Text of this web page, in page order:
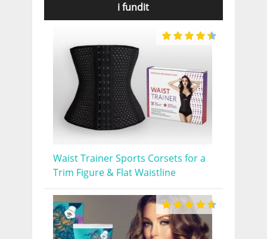
i fundit
Waist Trainer Sports Corsets for a
Trim Figure & Flat Waistline